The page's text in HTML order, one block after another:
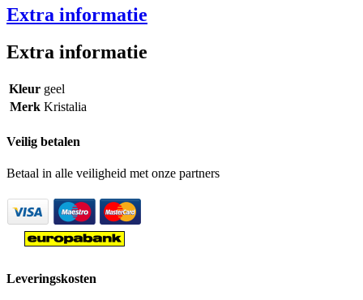
Extra informatie
Extra informatie
Kleur geel
Merk Kristalia
Veilig betalen
Betaal in alle veiligheid met onze partners
Leveringskosten